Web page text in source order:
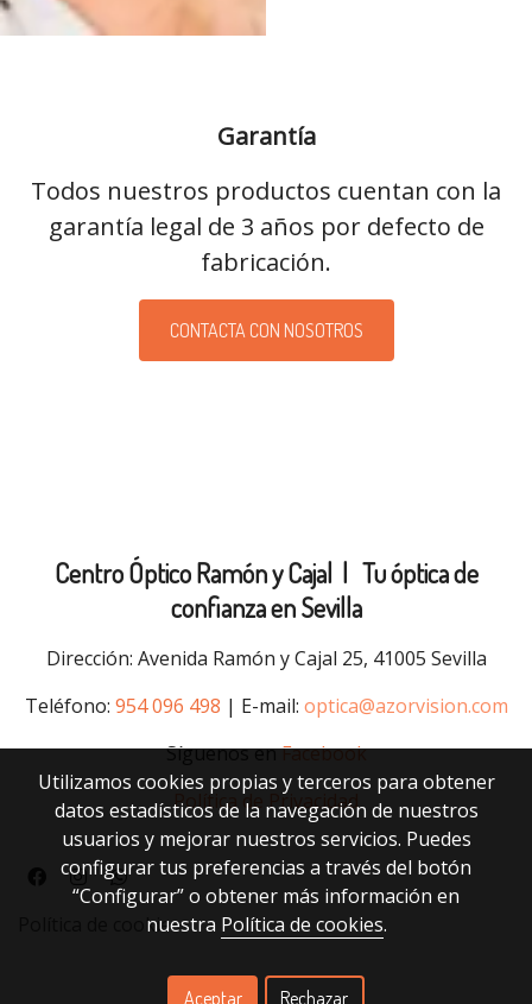
Garantía
Todos nuestros productos cuentan con la
garantía legal de 3 años por defecto de
fabricación.
CONTACTA CON NOSOTROS
Centro Óptico Ramón y Cajal | Tu óptica de
confianza en Sevilla
Dirección: Avenida Ramón y Cajal 25, 41005 Sevilla
Teléfono: 954 096 498 | E-mail: optica@azorvision.com
Síguenos enFacebook
Política de Privacidad
Política de cookies
Utilizamos cookies propias y terceros para obtener
datos estadísticos de la navegación de nuestros
usuarios y mejorar nuestros servicios. Puedes
configurar tus preferencias a través del botón
“Configurar” o obtener más información en
nuestra Política de cookies.
Aceptar Rechazar